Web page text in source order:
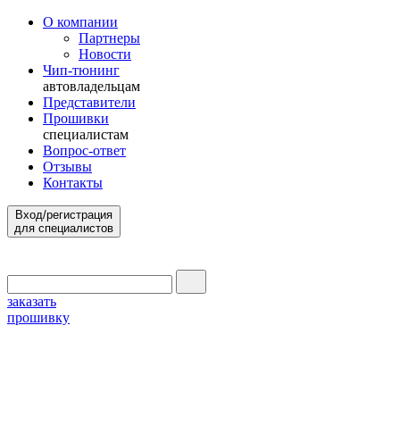
О компании
Партнеры
Новости
Чип-тюнинг
автовладельцам
Представители
Прошивки
специалистам
Вопрос-ответ
Отзывы
Контакты
Вход/регистрация
для специалистов
заказать
прошивку